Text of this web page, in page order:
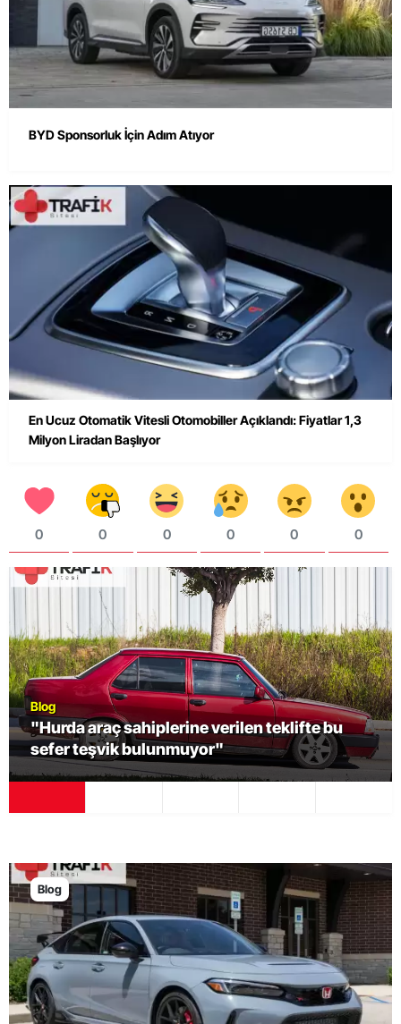
BYD Sponsorluk İçin Adım Atıyor
En Ucuz Otomatik Vitesli Otomobiller Açıklandı: Fiyatlar 1,3
Milyon Liradan Başlıyor
0 0 0 0 0 0
Blog
"Hurda araç sahiplerine verilen teklifte bu
sefer teşvik bulunmuyor"
Blog